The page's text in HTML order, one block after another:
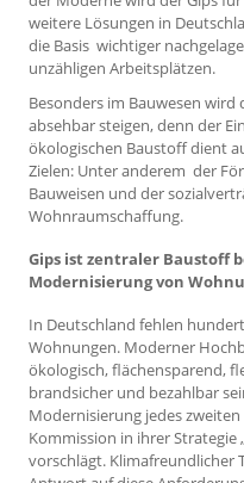
weitere Lösungen in
die Basis wichtiger
unzähligen Arbeitsplätzen.
Besonders im Bauwesen
absehbar steigen, denn der
ökologischen Baustoff dient
Zielen: Unter anderem der
Bauweisen und der
Wohnraumschaffung.
Gips ist zentraler Baustoff
Modernisierung von
In Deutschland fehlen
Wohnungen. Moderner
ökologisch, flächensparend,
brandsicher und bezahlbar
Modernisierung jedes zweiten
Kommission in ihrer Strategie
vorschlägt. Klimafreundlicher